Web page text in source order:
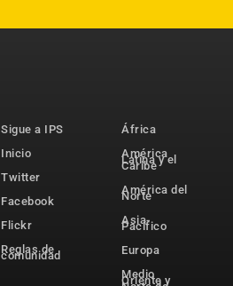
Sigue a IPS
Inicio
Twitter
Facebook
Flickr
Reglas de
comunidad
África
América
Latina y el
Caribe
América del
Norte
Asia-
Pacífico
Europa
Medio
Oriente y